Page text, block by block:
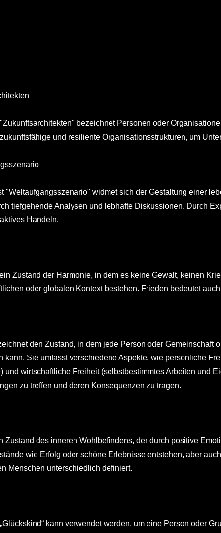
bezeichnet Personen oder
und resiliente Organisationsstrukturen, um
"Weltaufgangsszenario" widmet sich der Gestaltung einer
tiefgehende Analysen und lebhafte Diskussionen. Durch
Handeln.
Zustand der Harmonie, in dem es keine Gewalt, keinen
oder globalen Kontext bestehen. Frieden bedeutet
den Zustand, in dem jede Person oder
kann. Sie umfasst verschiedene Aspekte, wie persönliche
und wirtschaftliche Freiheit (selbstbestimmtes Arbeiten und
zu treffen und deren Konsequenzen zu tragen.
Zustand des inneren Wohlbefindens, der durch positive
wie Erfolg oder schöne Erlebnisse entstehen, aber
Menschen unterschiedlich definiert.
kann verwendet werden, um eine Person oder